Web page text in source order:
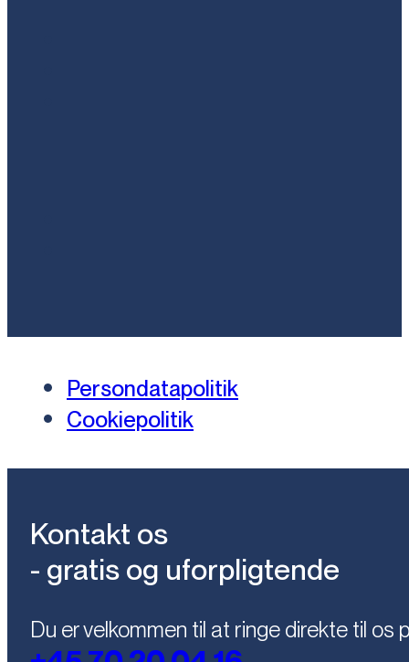
Persondatapolitik
Cookiepolitik
Kontakt os
- gratis og uforpligtende
Du er velkommen til at ringe direkte til os